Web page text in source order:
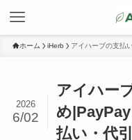
ホーム iHerb アイハーブの支払
アイハー
め
払い・代
2026
6/02